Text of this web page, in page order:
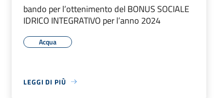
bando per l’ottenimento del BONUS SOCIALE
IDRICO INTEGRATIVO per l’anno 2024
Acqua
LEGGI DI PIÙ